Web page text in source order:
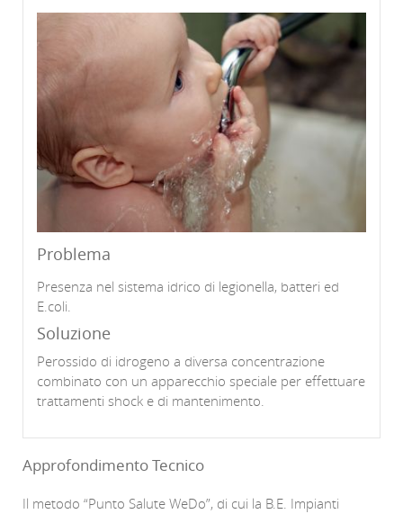
Problema
Presenza nel sistema idrico di legionella, batteri ed
E.coli.
Soluzione
Perossido di idrogeno a diversa concentrazione
combinato con un apparecchio speciale per effettuare
trattamenti shock e di mantenimento.
Approfondimento Tecnico
Il metodo “Punto Salute WeDo”, di cui la B.E. Impianti